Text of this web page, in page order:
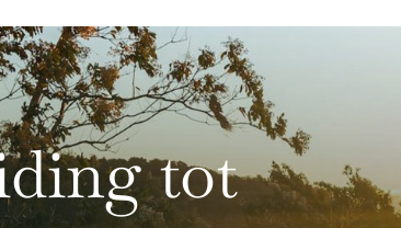
tot